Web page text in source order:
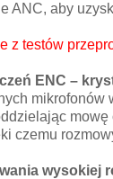
ANC, aby
z testów
ENC –
mikrofonów
mowę
czemu
wysokiej